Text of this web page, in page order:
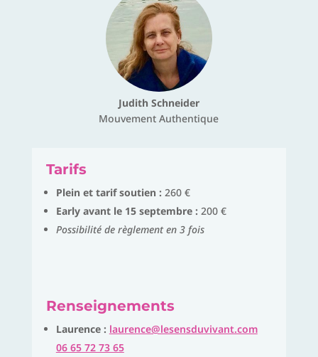
Judith Schneider
Mouvement Authentique
Tarifs
Plein et tarif soutien : 260 €
Early avant le 15 septembre : 200 €
Possibilité de règlement en 3 fois
Renseignements
Laurence : laurence@lesensduvivant.com
06 65 72 73 65